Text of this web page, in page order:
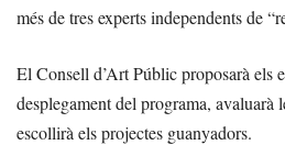
més de tres experts independents de
El Consell d’Art Públic proposarà els
desplegament del programa, avaluarà
escollirà els projectes guanyadors.